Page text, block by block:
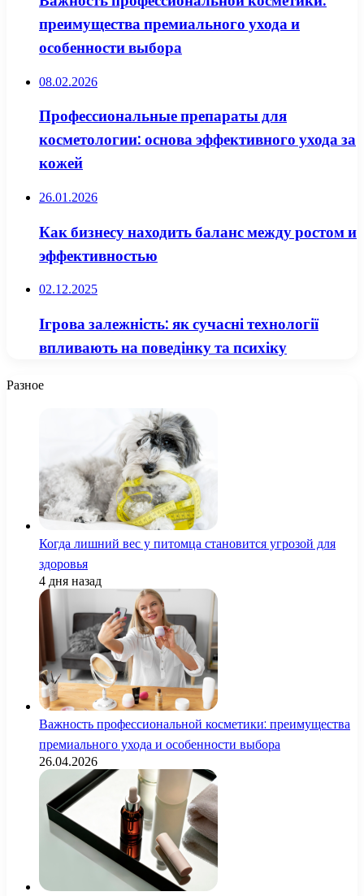
преимущества премиального ухода и
особенности выбора
08.02.2026
Профессиональные препараты для
косметологии: основа эффективного ухода за
кожей
26.01.2026
Как бизнесу находить баланс между ростом и
эффективностью
02.12.2025
Ігрова залежність: як сучасні технології
впливають на поведінку та психіку
Разное
Когда лишний вес у питомца становится угрозой для
здоровья
4 дня назад
Важность профессиональной косметики: преимущества
премиального ухода и особенности выбора
26.04.2026